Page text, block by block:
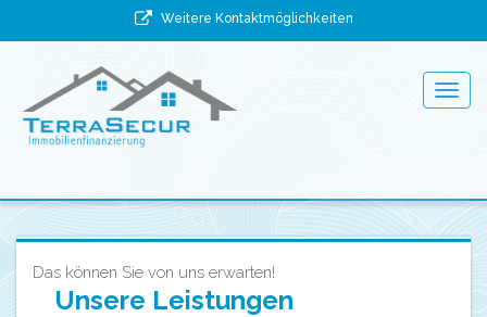
Weitere Kontaktmöglichkeiten
Das können Sie von uns erwarten!
Unsere Leistungen